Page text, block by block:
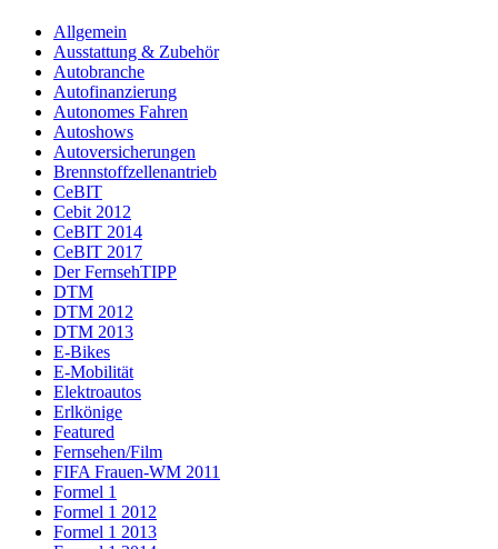
Allgemein
Ausstattung & Zubehör
Autobranche
Autofinanzierung
Autonomes Fahren
Autoshows
Autoversicherungen
Brennstoffzellenantrieb
CeBIT
Cebit 2012
CeBIT 2014
CeBIT 2017
Der FernsehTIPP
DTM
DTM 2012
DTM 2013
E-Bikes
E-Mobilität
Elektroautos
Erlkönige
Featured
Fernsehen/Film
FIFA Frauen-WM 2011
Formel 1
Formel 1 2012
Formel 1 2013